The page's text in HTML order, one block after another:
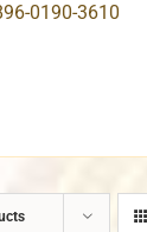
0190-3610